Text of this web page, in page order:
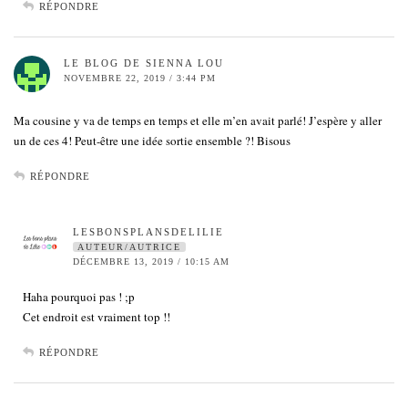
RÉPONDRE
LE BLOG DE SIENNA LOU
NOVEMBRE 22, 2019 / 3:44 PM
Ma cousine y va de temps en temps et elle m’en avait parlé! J’espère y aller
un de ces 4! Peut-être une idée sortie ensemble ?! Bisous
RÉPONDRE
LESBONSPLANSDELILIE
AUTEUR/AUTRICE
DÉCEMBRE 13, 2019 / 10:15 AM
Haha pourquoi pas ! ;p
Cet endroit est vraiment top !!
RÉPONDRE